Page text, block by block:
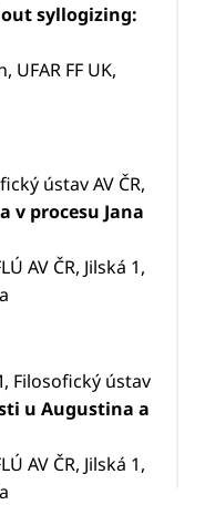
syllogizing:
UFAR FF UK,
ústav AV ČR,
v procesu Jana
AV ČR, Jilská 1,
Filosofický ústav
u Augustina a
AV ČR, Jilská 1,